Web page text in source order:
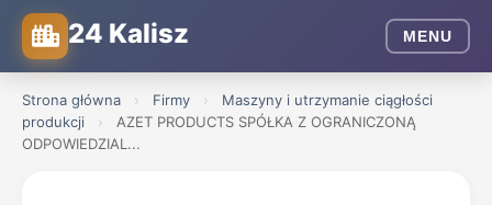
24 Kalisz MENU
Strona główna › Firmy ›
Maszyny i utrzymanie ciągłości
produkcji
›
AZET PRODUCTS SPÓŁKA Z OGRANICZONĄ
ODPOWIEDZIAL...